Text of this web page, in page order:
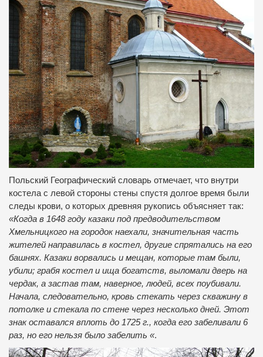
Польский Географический словарь отмечает, что внутри
костела с левой стороны стены спустя долгое время были
следы крови, о которых древняя рукопись объясняет так:
«Когда в 1648 году казаки под предводительством
Хмельницкого на городок наехали, значительная часть
жителей направилась в костел, другие спрятались на его
башнях. Казаки ворвались и мещан, которые там были,
убили; грабя костел и ища богатств, выломали дверь на
чердак, а застав там, наверное, людей, всех поубивали.
Начала, следовательно, кровь стекать через скважину в
потолке и стекала по стене через несколько дней. Этот
знак оставался вплоть до 1725 г., когда его забеливали 6
раз, но его нельзя было забелить «.